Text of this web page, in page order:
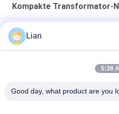
Kompakte Transformator-
242kv 150MVA weg Lasts-von
kompakten Transformator-
Reihe 12kv Zbw fabrizierte
Nebenstelle mit 3
Mobile vorgefertigte kompakte
Lian
5:38
Good day, what product are you